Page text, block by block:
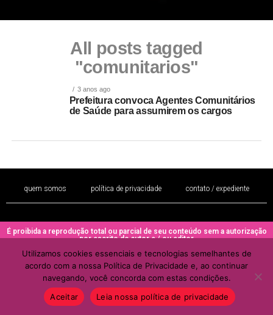
All posts tagged
"comunitarios"
3 anos ago
Prefeitura convoca Agentes Comunitários
de Saúde para assumirem os cargos
quem somos política de privacidade contato / expediente
É proibida a reprodução total ou parcial de seu conteúdo sem a autorização
por escrito do autor e / ou editor
Copyright © 2022 - Todos os direitos reservados ao PORTAL BRAZIL
MULHER
Utilizamos cookies essenciais e tecnologias semelhantes de
acordo com a nossa Política de Privacidade e, ao continuar
navegando, você concorda com estas condições.
Aceitar
Leia nossa política de privacidade